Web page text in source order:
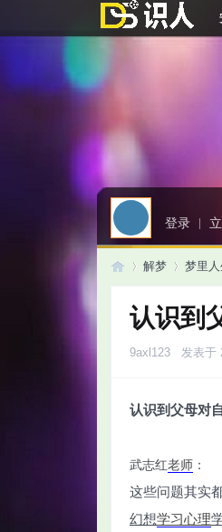
登录 |
解梦 梦里人
认识到
9axl123 发表于
认识到父母对
武志红老师 ：
这些问题其实
幻想学习心理